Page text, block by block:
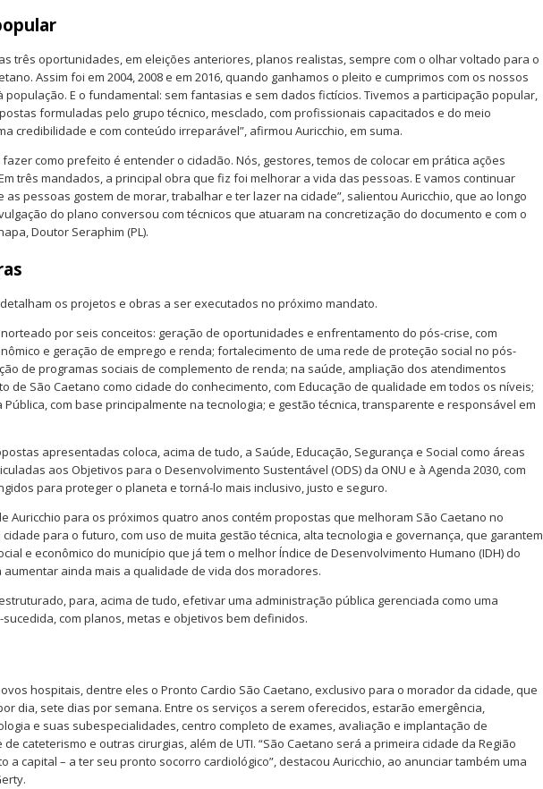
três oportunidades, em eleições anteriores, planos realistas, sempre com o olhar voltado para o
Assim foi em 2004, 2008 e em 2016, quando ganhamos o pleito e cumprimos com os nossos
população. E o fundamental: sem fantasias e sem dados fictícios. Tivemos a participação popular,
formuladas pelo grupo técnico, mesclado, com profissionais capacitados e do meio
credibilidade e com conteúdo irreparável”, afirmou Auricchio, em suma.
fazer como prefeito é entender o cidadão. Nós, gestores, temos de colocar em prática ações
três mandados, a principal obra que fiz foi melhorar a vida das pessoas. E vamos continuar
pessoas gostem de morar, trabalhar e ter lazer na cidade”, salientou Auricchio, que ao longo
do plano conversou com técnicos que atuaram na concretização do documento e com o
Doutor Seraphim (PL).
os projetos e obras a ser executados no próximo mandato.
por seis conceitos: geração de oportunidades e enfrentamento do pós-crise, com
e geração de emprego e renda; fortalecimento de uma rede de proteção social no pós-
de programas sociais de complemento de renda; na saúde, ampliação dos atendimentos
de São Caetano como cidade do conhecimento, com Educação de qualidade em todos os níveis;
com base principalmente na tecnologia; e gestão técnica, transparente e responsável em
apresentadas coloca, acima de tudo, a Saúde, Educação, Segurança e Social como áreas
aos Objetivos para o Desenvolvimento Sustentável (ODS) da ONU e à Agenda 2030, com
para proteger o planeta e torná-lo mais inclusivo, justo e seguro.
Auricchio para os próximos quatro anos contém propostas que melhoram São Caetano no
para o futuro, com uso de muita gestão técnica, alta tecnologia e governança, que garantem
e econômico do município que já tem o melhor Índice de Desenvolvimento Humano (IDH) do
aumentar ainda mais a qualidade de vida dos moradores.
para, acima de tudo, efetivar uma administração pública gerenciada como uma
com planos, metas e objetivos bem definidos.
hospitais, dentre eles o Pronto Cardio São Caetano, exclusivo para o morador da cidade, que
dia, sete dias por semana. Entre os serviços a serem oferecidos, estarão emergência,
e suas subespecialidades, centro completo de exames, avaliação e implantação de
cateterismo e outras cirurgias, além de UTI. “São Caetano será a primeira cidade da Região
a capital – a ter seu pronto socorro cardiológico”, destacou Auricchio, ao anunciar também uma